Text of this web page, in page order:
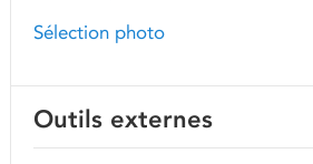
Sélection photo
Outils externes